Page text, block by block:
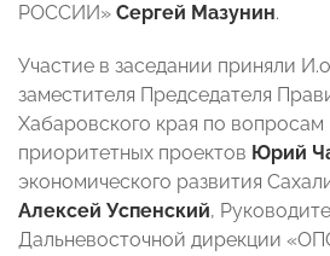
РОССИИ» Сергей Мазунин.
Участие в заседании приняли
заместителя Председателя
Хабаровского края по
приоритетных проектов Юрий
экономического развития
Алексей Успенский,
Дальневосточной дирекции